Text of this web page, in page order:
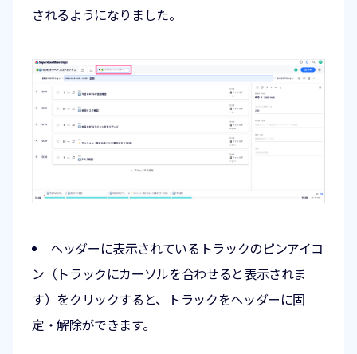
されるようになりました。
ヘッダーに表示されているトラックのピンアイコ
ン（トラックにカーソルを合わせると表示されま
す）をクリックすると、トラックをヘッダーに固
定・解除ができます。